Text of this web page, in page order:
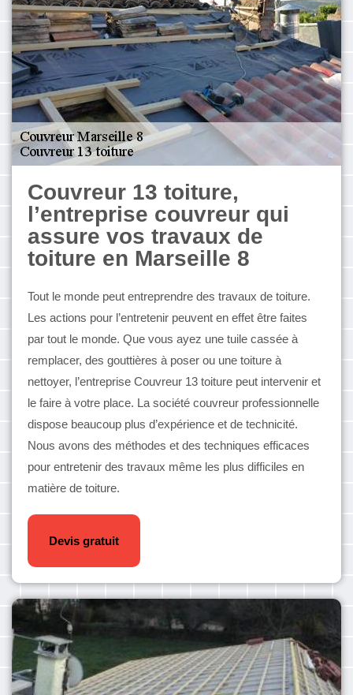
Couvreur 13 toiture,
l’entreprise couvreur qui
assure vos travaux de
toiture en Marseille 8
Tout le monde peut entreprendre des travaux de toiture.
Les actions pour l’entretenir peuvent en effet être faites
par tout le monde. Que vous ayez une tuile cassée à
remplacer, des gouttières à poser ou une toiture à
nettoyer, l’entreprise Couvreur 13 toiture peut intervenir et
le faire à votre place. La société couvreur professionnelle
dispose beaucoup plus d’expérience et de technicité.
Nous avons des méthodes et des techniques efficaces
pour entretenir des travaux même les plus difficiles en
matière de toiture.
Devis gratuit